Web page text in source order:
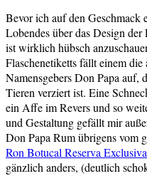
Bevor ich auf den Geschmack
Lobendes über das Design
ist wirklich hübsch
Flaschenetiketts fällt einem
Namensgebers Don Papa auf,
Tieren verziert ist. Eine
ein Affe im Revers und so
und Gestaltung gefällt mir
Don Papa Rum übrigens vom
Ron Botucal Reserva Exclusiva
gänzlich anders, (deutlich